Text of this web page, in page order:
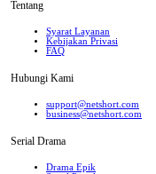
Tentang
Syarat Layanan
Kebijakan Privasi
FAQ
Hubungi Kami
support@netshort.com
business@netshort.com
Serial Drama
Drama Epik